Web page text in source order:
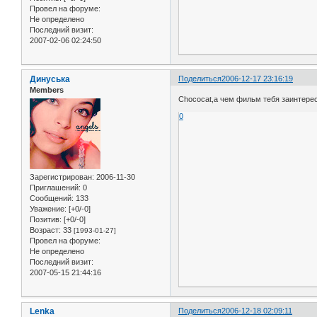
Провел на форуме:
Не определено
Последний визит:
2007-02-06 02:24:50
Поделиться2006-12-17 23:16:19
Динуська
Members
Зарегистрирован: 2006-11-30
Приглашений: 0
Сообщений: 133
Уважение: [+0/-0]
Позитив: [+0/-0]
Возраст: 33 [1993-01-27]
Провел на форуме:
Не определено
Последний визит:
2007-05-15 21:44:16
Chococat,а чем фильм тебя
0
Поделиться2006-12-18 02:09:11
Lenka